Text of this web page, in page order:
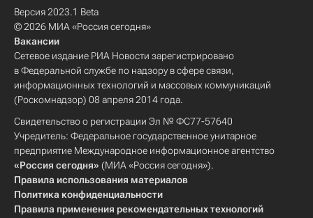
Версия 2023.1 Beta
© 2026 МИА «Россия сегодня»
Вакансии
Сетевое издание РИА Новости зарегистрировано
в Федеральной службе по надзору в сфере связи,
информационных технологий и массовых коммуникаций
(Роскомнадзор) 08 апреля 2014 года.
Свидетельство о регистрации Эл № ФС77-57640
Учредитель: Федеральное государственное унитарное
предприятие Международное информационное агентство
«Россия сегодня» (МИА «Россия сегодня»).
Правила использования материалов
Политика конфиденциальности
Правила применения рекомендательных технологий